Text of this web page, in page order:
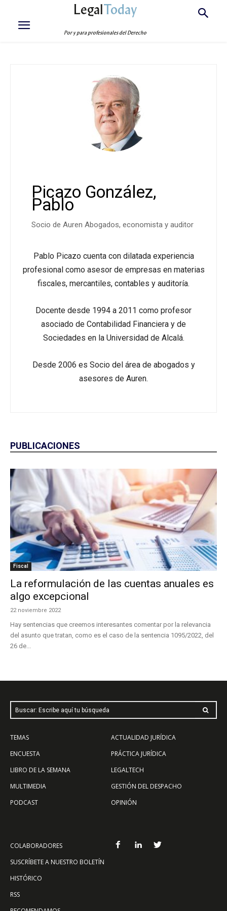
LegalToday
Por y para profesionales del Derecho
Picazo González,
Pablo
Socio de Auren Abogados, economista y auditor
Pablo Picazo cuenta con dilatada experiencia
profesional como asesor de empresas en materias
fiscales, mercantiles, contables y auditoría.
Docente desde 1994 a 2011 como profesor
asociado de Contabilidad Financiera y de
Sociedades en la Universidad de Alcalá.
Desde 2006 es Socio del área de abogados y
asesores de Auren.
PUBLICACIONES
Fiscal
La reformulación de las cuentas anuales es
algo excepcional
22 noviembre 2022
Hay sentencias que creemos interesantes comentar por la relevancia
del asunto que tratan, como es el caso de la sentencia 1095/2022, del
26 de...
Buscar: Escribe aquí tu búsqueda
TEMAS
ENCUESTA
LIBRO DE LA SEMANA
MULTIMEDIA
PODCAST
ACTUALIDAD JURÍDICA
PRÁCTICA JURÍDICA
LEGALTECH
GESTIÓN DEL DESPACHO
OPINIÓN
COLABORADORES
SUSCRÍBETE A NUESTRO BOLETÍN
HISTÓRICO
RSS